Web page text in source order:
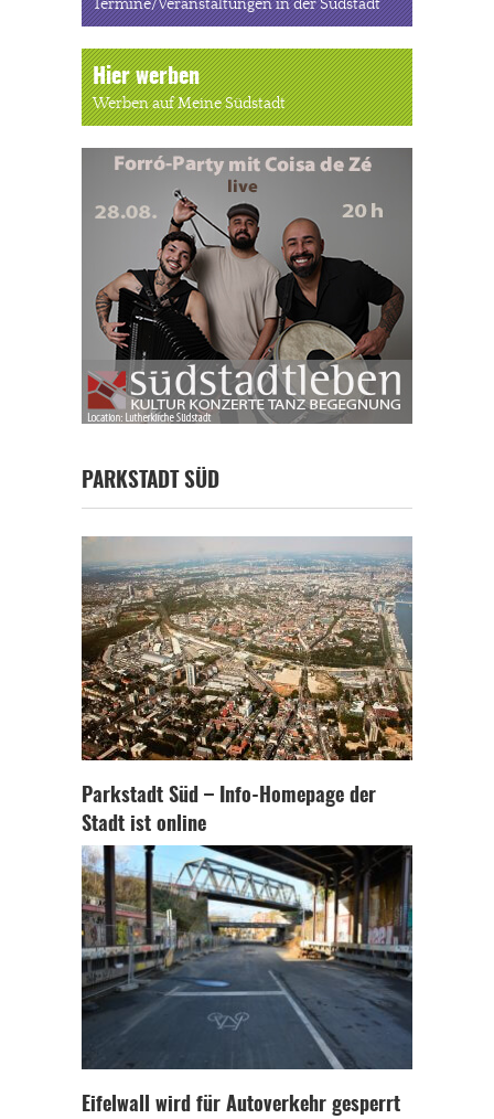
Termine/Veranstaltungen in der Südstadt
Hier werben
Werben auf Meine Südstadt
PARKSTADT SÜD
Parkstadt Süd – Info-Homepage der
Stadt ist online
Eifelwall wird für Autoverkehr gesperrt